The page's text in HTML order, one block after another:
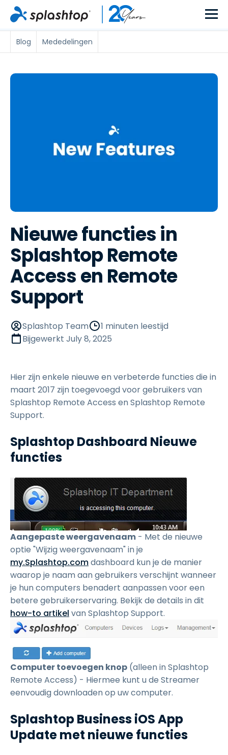
Blog Mededelingen
Nieuwe functies in
Splashtop Remote
Access en Remote
Support
Splashtop Team
1 minuten leestijd
Bijgewerkt July 8, 2025
Hier zijn enkele nieuwe en verbeterde functies die in
maart 2017 zijn toegevoegd voor gebruikers van
Splashtop Remote Access en Splashtop Remote
Support.
Splashtop Dashboard Nieuwe
functies
Aangepaste weergavenaam - Met de nieuwe
optie "Wijzig weergavenaam" in je
my.Splashtop.comdashboard kun je de manier
waarop je naam aan gebruikers verschijnt wanneer
je hun computers benadert aanpassen voor een
betere gebruikerservaring. Bekijk de details in dit
how-to artikel van Splashtop Support.
Computer toevoegen knop (alleen in Splashtop
Remote Access) - Hiermee kunt u de Streamer
eenvoudig downloaden op uw computer.
Splashtop Business iOS App
Update met nieuwe functies